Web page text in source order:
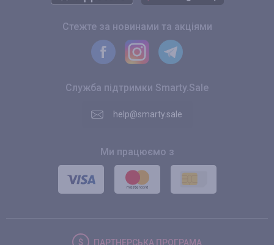
Стежте за новинами та акціями
Служба підтримки Smarty.Sale
help@smarty.sale
Ми працюємо з
ПАРТНЕРСЬКА ПРОГРАМА